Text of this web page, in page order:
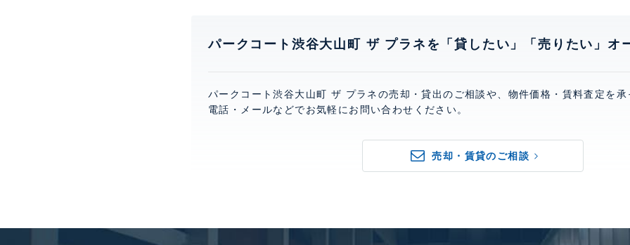
パークコート渋谷大山町 ザ プラネを「貸したい」「売りたい」オ
パークコート渋谷大山町 ザ プラネの売却・貸出のご相談や、物件価格・賃料査定を
電話・メールなどでお気軽にお問い合わせください。
売却・賃貸のご相談